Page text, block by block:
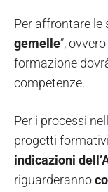
Per affrontare le
gemelle”,
formazione
competenze.
Per i processi
progetti
indicazioni
riguarderanno